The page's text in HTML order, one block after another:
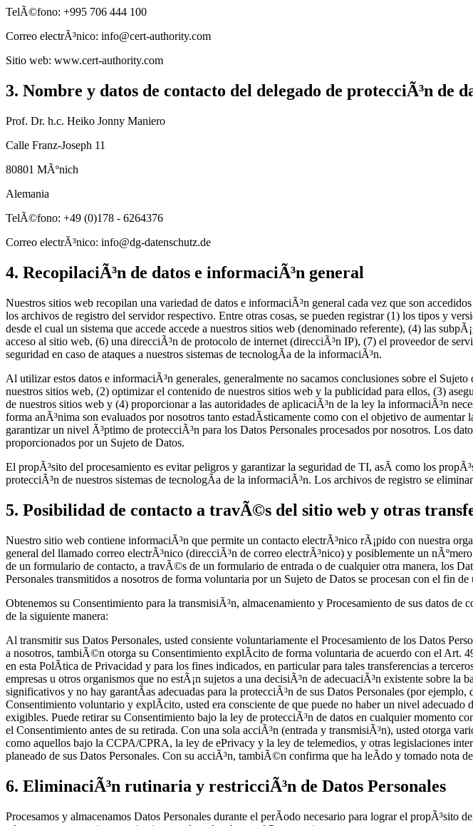
TelÃ©fono: +995 706 444 100
Correo electrÃ³nico: info@cert-authority.com
Sitio web: www.cert-authority.com
3. Nombre y datos de contacto del delegado de protecciÃ³n de
Prof. Dr. h.c. Heiko Jonny Maniero
Calle Franz-Joseph 11
80801 MÃºnich
Alemania
TelÃ©fono: +49 (0)178 - 6264376
Correo electrÃ³nico: info@dg-datenschutz.de
4. RecopilaciÃ³n de datos e informaciÃ³n general
Nuestros sitios web recopilan una variedad de datos e informaciÃ³n general cada vez que son
los archivos de registro del servidor respectivo. Entre otras cosas, se pueden registrar (1) los tipos y
desde el cual un sistema que accede accede a nuestros sitios web (denominado referente), (4) las
acceso al sitio web, (6) una direcciÃ³n de protocolo de internet (direcciÃ³n IP), (7) el proveedor de
seguridad en caso de ataques a nuestros sistemas de tecnologÃ­a de la informaciÃ³n.
Al utilizar estos datos e informaciÃ³n generales, generalmente no sacamos conclusiones sobre el
nuestros sitios web, (2) optimizar el contenido de nuestros sitios web y la publicidad para ellos, (3)
de nuestros sitios web y (4) proporcionar a las autoridades de aplicaciÃ³n de la ley la informaciÃ³n
forma anÃ³nima son evaluados por nosotros tanto estadÃ­sticamente como con el objetivo de
garantizar un nivel Ã³ptimo de protecciÃ³n para los Datos Personales procesados por nosotros. Los
proporcionados por un Sujeto de Datos.
El propÃ³sito del procesamiento es evitar peligros y garantizar la seguridad de TI, asÃ­ como los
protecciÃ³n de nuestros sistemas de tecnologÃ­a de la informaciÃ³n. Los archivos de registro se
5. Posibilidad de contacto a travÃ©s del sitio web y otras
Nuestro sitio web contiene informaciÃ³n que permite un contacto electrÃ³nico rÃ¡pido con nuestra
general del llamado correo electrÃ³nico (direcciÃ³n de correo electrÃ³nico) y posiblemente un
de un formulario de contacto, a travÃ©s de un formulario de entrada o de cualquier otra manera, los
Personales transmitidos a nosotros de forma voluntaria por un Sujeto de Datos se procesan con el fin
Obtenemos su Consentimiento para la transmisiÃ³n, almacenamiento y Procesamiento de sus datos
de la siguiente manera:
Al transmitir sus Datos Personales, usted consiente voluntariamente el Procesamiento de los Datos
a nosotros, tambiÃ©n otorga su Consentimiento explÃ­cito de forma voluntaria de acuerdo con el Art.
en esta PolÃ­tica de Privacidad y para los fines indicados, en particular para tales transferencias a
empresas u otros organismos que no estÃ¡n sujetos a una decisiÃ³n de adecuaciÃ³n existente sobre
significativos y no hay garantÃ­as adecuadas para la protecciÃ³n de sus Datos Personales (por
Consentimiento voluntario y explÃ­cito, usted era consciente de que puede no haber un nivel adecuado
exigibles. Puede retirar su Consentimiento bajo la ley de protecciÃ³n de datos en cualquier momento
el Consentimiento antes de su retirada. Con una sola acciÃ³n (entrada y transmisiÃ³n), usted otorga
como aquellos bajo la CCPA/CPRA, la ley de ePrivacy y la ley de telemedios, y otras legislaciones
planeado de sus Datos Personales. Con su acciÃ³n, tambiÃ©n confirma que ha leÃ­do y tomado nota
6. EliminaciÃ³n rutinaria y restricciÃ³n de Datos Personales
Procesamos y almacenamos Datos Personales durante el perÃ­odo necesario para lograr el